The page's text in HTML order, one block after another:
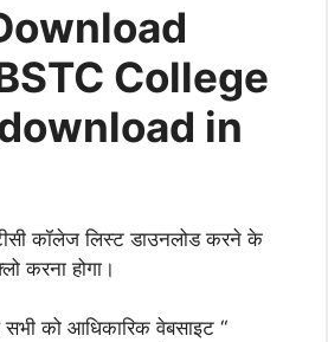
College
in
कॉलेज लिस्ट डाउनलोड करने के
करना होगा।
को आधिकारिक वेबसाइट “